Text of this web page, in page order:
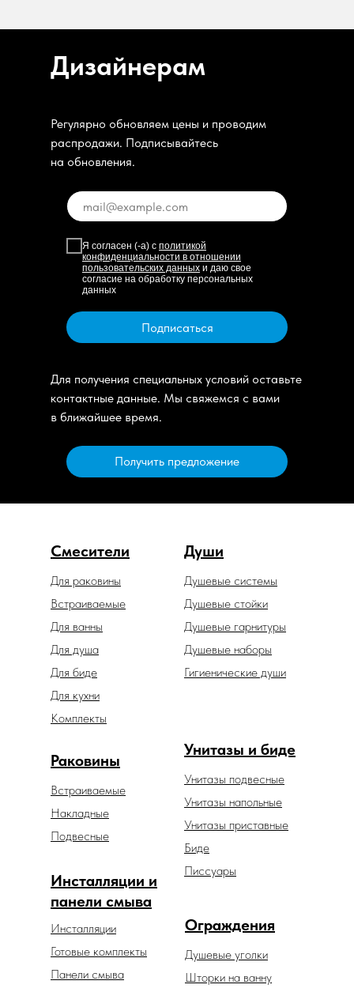
Дизайнерам
Регулярно обновляем цены и проводим
распродажи. Подписывайтесь
на обновления.
Я согласен (-а) с политикой
конфиденциальности в отношении
пользовательских данных и даю свое
согласие на обработку персональных
данных
Подписаться
Для получения специальных условий оставьте
контактные данные. Мы свяжемся с вами
в ближайшее время.
Получить предложение
Смесители Души
Душевые гарнитуры
Душевые системы
Гигиенические души
Душевые наборы
Унитазы и биде
Унитазы подвесные
Унитазы напольные
Унитазы приставные
Раковины
Встраиваемые
Накладные
Подвесные
Встраиваемые
Для биде
Для ванны
Для душа
Для раковины
Для кухни
Ограждения
Душевые уголки
Шторки на ванну
Душевые стойки
Биде
Инсталляции и
панели смыва
Инсталляции
Готовые комплекты
Панели смыва
Комплекты
Писсуары